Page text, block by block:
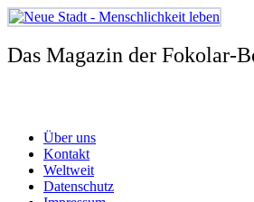
Zum
Inhalt
springen
Das Magazin der Fokolar-
Über uns
Kontakt
Weltweit
Datenschutz